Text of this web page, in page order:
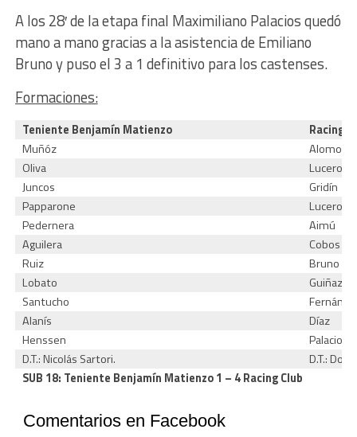
A los 28′ de la etapa final Maximiliano Palacios quedó
mano a mano gracias a la asistencia de Emiliano
Bruno y puso el 3 a 1 definitivo para los castenses.
Formaciones:
Teniente Benjamín Matienzo
Racing
Muñóz
Alomo
Oliva
Lucero
Juncos
Gridín
Papparone
Lucero
Pedernera
Aimú
Aguilera
Cobos
Ruiz
Bruno
Lobato
Guiñazú
Santucho
Alanís
Díaz
Henssen
Palacios
D.T.: Nicolás Sartori.
D.T.:
SUB 18: Teniente Benjamín Matienzo 1 – 4 Racing Club
Comentarios en Facebook